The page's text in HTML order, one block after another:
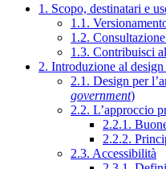
1. Scopo, destinatari e
1.1.
1.2.
1.3. Contribuisci
2. Introduzione al
2.1. Design per
government)
2.2. L’approccio
2.2.1.
2.2.2.
2.3. Accessibilità